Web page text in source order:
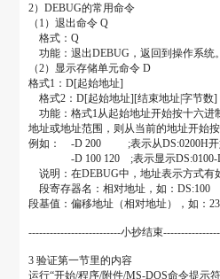
2）DEBUG的常用命令
（1）退出命令 Q
格式：Q
功能：退出DEBUG，返回到操作系统。
（2）显示存储单元命令 D
格式1：D[起始地址]
格式2：D[起始地址][结束地址|字节数]
功能：格式1从起始地址开始按十六进
地址或地址范围，则从当前的地址开始按
例如： -D 200 ;表示从DS:0200H开
-D 100 120 ;表示显示DS:0100-
说明：在DEBUG中，地址表示方式有
段寄存器名：相对地址，如：DS:100
段基值：偏移地址（相对地址），如：
--------------------------小抄结束
3 验证第一节里的内容
运行“开始/程序/附件/MS-DOS命令提示